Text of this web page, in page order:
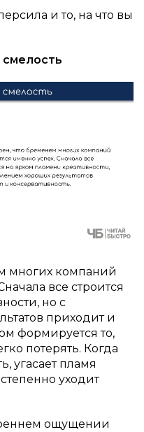
и то, на что вы
смелость
многих компаний
все строится
но с
приходит и
формируется то,
потерять. Когда
угасает пламя
уходит
ощущении